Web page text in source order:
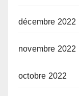
décembre 2022
novembre 2022
octobre 2022